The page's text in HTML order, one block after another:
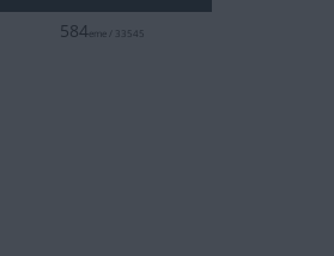
584eme / 33545